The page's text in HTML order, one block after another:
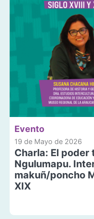
Evento
19 de Mayo de 2026
Charla: El poder
Ngulumapu.
makuñ/poncho
XIX